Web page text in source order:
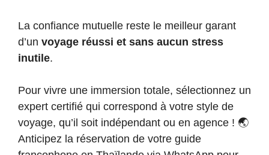
La confiance mutuelle reste le meilleur garant
d’un voyage réussi et sans aucun stress
inutile.
Pour vivre une immersion totale, sélectionnez un
expert certifié qui correspond à votre style de
voyage, qu’il soit indépendant ou en agence ! 🌏
Anticipez la réservation de votre guide